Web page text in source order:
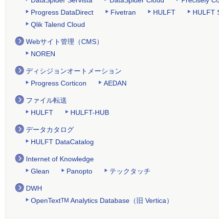
Progress DataDirect
Fivetran HULFT
HULFT
Qlik Talend Cloud
Webサイト管理（CMS）
NOREN
ディシジョンオートメーション
Progress Corticon
AEDAN
ファイル転送
HULFT
HULFT-HUB
データカタログ
HULFT DataCatalog
Internet of Knowledge
Glean
Panopto テックタッチ
DWH
OpenTextTM Analytics Database（旧 Vertica）